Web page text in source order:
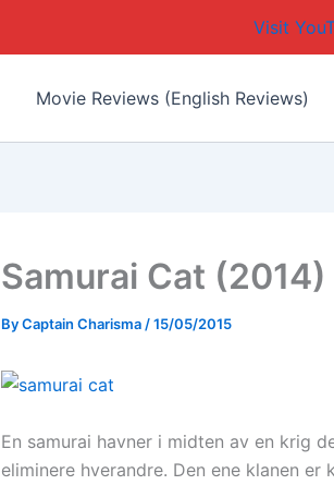
Visit
Movie Reviews (English Reviews)
Samurai Cat (2014)
ByCaptain Charisma/15/05/2015
En samurai havner i midten av en krig
eliminere hverandre. Den ene klanen